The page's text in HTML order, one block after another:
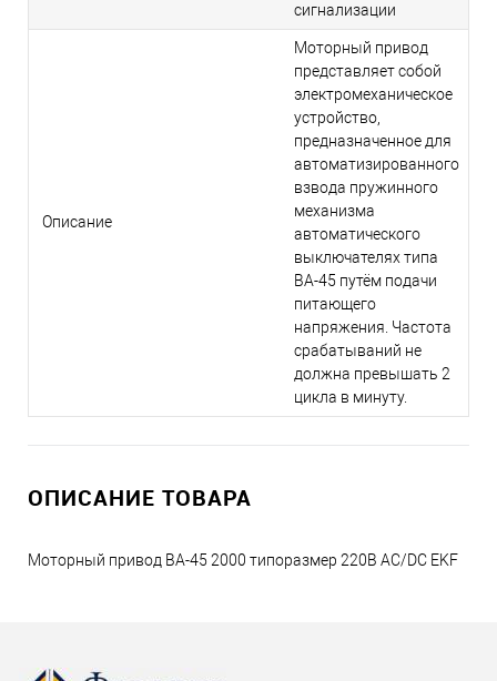
сигнализации
Описание
Моторный привод
представляет собой
электромеханическое
устройство,
предназначенное для
автоматизированного
взвода пружинного
механизма
автоматического
выключателях типа
ВА-45 путём подачи
питающего
напряжения. Частота
срабатываний не
должна превышать 2
цикла в минуту.
ОПИСАНИЕ ТОВАРА
Моторный привод ВА-45 2000 типоразмер 220В AC/DC EKF